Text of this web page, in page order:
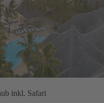
inkl. Safari